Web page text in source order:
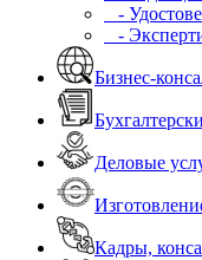
-
-
Бизнес-
Деловые
Кадры,